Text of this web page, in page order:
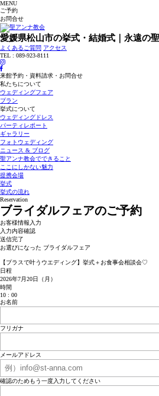
MENU
ご予約
お問合せ
愛媛県松山市の挙式・結婚式｜永遠
よくあるご質問 アクセス
TEL : 089-923-8111
来館予約・資料請求・お問合せ
私たちについて
ウェディングフェア
プラン
挙式について
ウェディングドレス
パーティレポート
ギャラリー
フォトウェディング
ニュース & ブログ
聖アンナ教会でできること
ここにしかない魅力
提携会場
挙式
挙式の流れ
Reservation
ブライダルフェアのご予約
お客様情報入力
入力内容確認
送信完了
お選びになった ブライダルフェア
【プラスで叶うウエディング】挙式＋お食事会相談会♡
日程
2026年7月20日（月）
時間
10 : 00
お名前
フリガナ
メールアドレス
確認のためもう一度入力してください